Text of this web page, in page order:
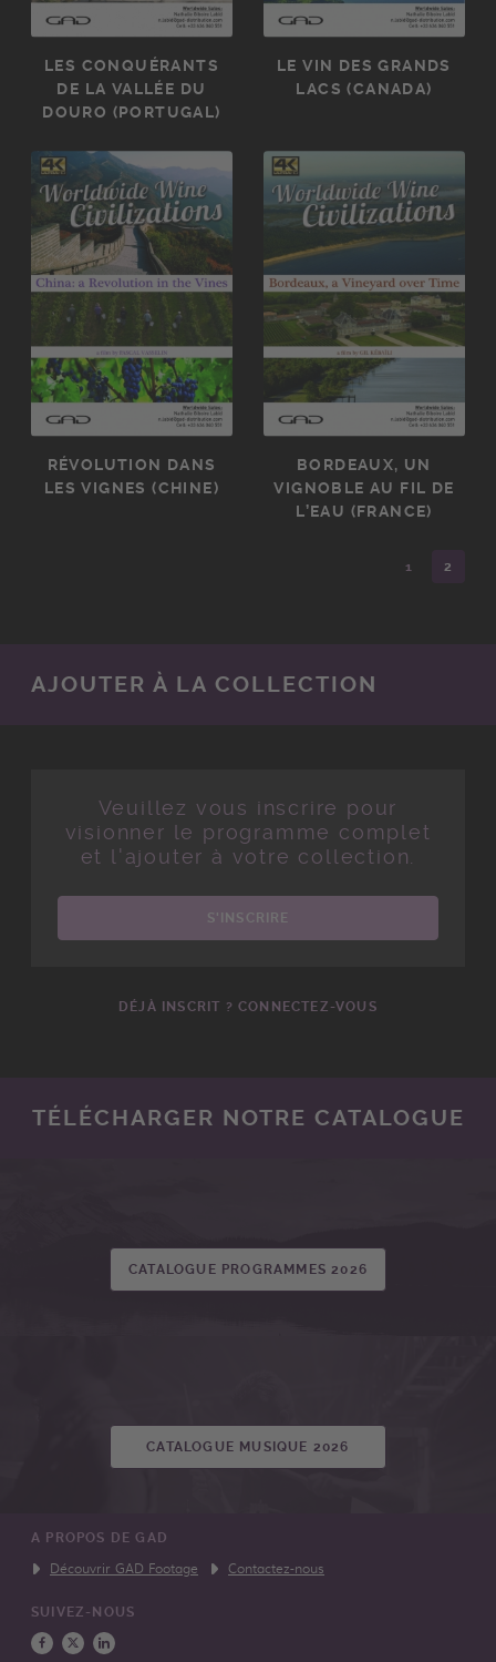
LES CONQUÉRANTS
DE LA VALLÉE DU
DOURO (PORTUGAL)
LE VIN DES GRANDS
LACS (CANADA)
RÉVOLUTION DANS
LES VIGNES (CHINE)
BORDEAUX, UN
VIGNOBLE AU FIL DE
L’EAU (FRANCE)
1 2
AJOUTER À LA COLLECTION
Veuillez vous inscrire pour
visionner le programme complet
et l'ajouter à votre collection.
S'INSCRIRE
DÉJÀ INSCRIT ? CONNECTEZ-VOUS
TÉLÉCHARGER NOTRE CATALOGUE
CATALOGUE PROGRAMMES 2026
CATALOGUE MUSIQUE 2026
A PROPOS DE GAD
Découvrir GAD Footage Contactez-nous
SUIVEZ-NOUS